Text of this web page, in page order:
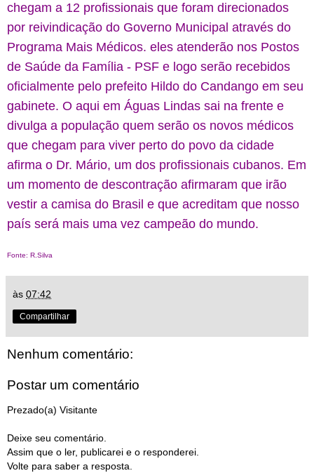
chegam a 12 profissionais que foram direcionados
por reivindicação do Governo Municipal através do
Programa Mais Médicos. eles atenderão nos Postos
de Saúde da Família - PSF e logo serão recebidos
oficialmente pelo prefeito Hildo do Candango em seu
gabinete. O aqui em Águas Lindas sai na frente e
divulga a população quem serão os novos médicos
que chegam para viver perto do povo da cidade
afirma o Dr. Mário, um dos profissionais cubanos. Em
um momento de descontração afirmaram que irão
vestir a camisa do Brasil e que acreditam que nosso
país será mais uma vez campeão do mundo.
Fonte: R.Silva
às 07:42
Compartilhar
Nenhum comentário:
Postar um comentário
Prezado(a) Visitante
Deixe seu comentário.
Assim que o ler, publicarei e o responderei.
Volte para saber a resposta.